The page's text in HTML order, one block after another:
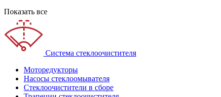
Показать все
Система стеклоочистителя
Моторедукторы
Насосы стеклоомывателя
Стеклоочистители в сборе